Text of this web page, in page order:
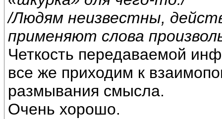
/Людям неизвестны,
применяют слова
Четкость передаваемой
все же приходим к
размывания смысла.
Очень хорошо.